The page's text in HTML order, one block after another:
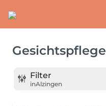
Gesichtspflege
Filter
inAlzingen